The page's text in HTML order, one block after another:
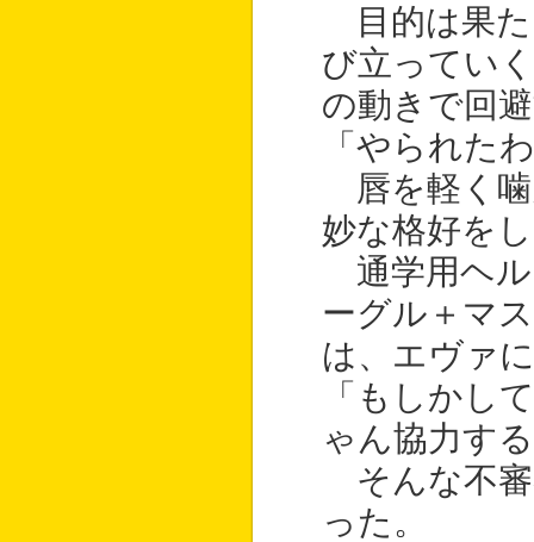
目的は果た
び立ってい
の動きで回
「やられた
唇を軽く噛
妙な格好を
通学用ヘル
ーグル＋マ
は、エヴァ
「もしかし
ゃん協力す
そんな不審
った。